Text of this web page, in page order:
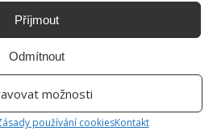
Příjmout
Odmítnout
možnosti
používání cookiesKontakt
prudká změna: V příštích dnech nás
jaké už nikdo nečekal
se skupina lidí naváží do policie. Z
zastal